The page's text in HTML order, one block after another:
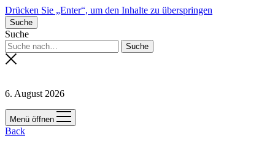
Drücken Sie „Enter“, um den Inhalte zu überspringen
Suche
Suche
6. August 2026
Menü öffnen
Back